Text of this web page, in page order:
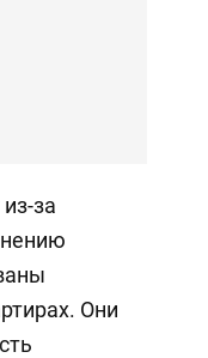
за
Они